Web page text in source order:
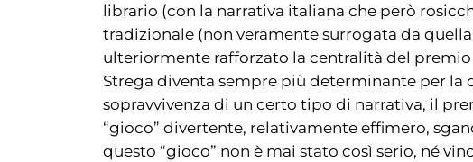
librario (con la narrativa italiana che però
tradizionale (non veramente surrogata da
ulteriormente rafforzato la centralità del
Strega diventa sempre più determinante per
sopravvivenza di un certo tipo di narrativa, il
“gioco” divertente, relativamente effimero,
questo “gioco” non è mai stato così serio, né